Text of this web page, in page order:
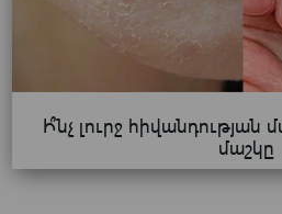
Ի՞նչ լուրջ հիվանդության
մաշկը